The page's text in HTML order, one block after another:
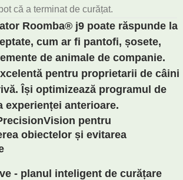
că a terminat de curățat.
Roomba® j9 poate răspunde la
cum ar fi pantofi, șosete,
de animale de companie.
pentru proprietarii de câini
Își optimizează programul de
experienței anterioare.
pentru
obiectelor și evitarea
- planul inteligent de curățare